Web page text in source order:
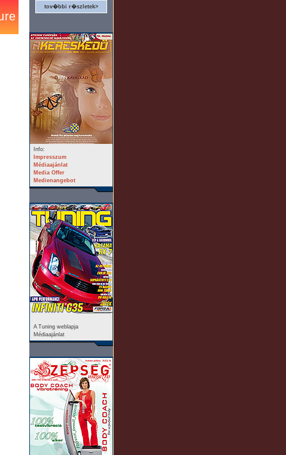
tov�bbi r�szletek>
Info:
Impresszum
Médiaajánlat
Media Offer
Medienangebot
A Tuning weblapja
Médiaajánlat